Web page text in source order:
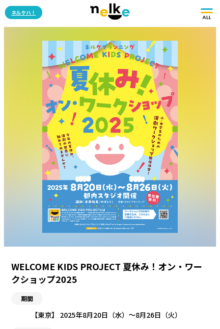
ネルケハ！
ALL
WELCOME KIDS PROJECT 夏休み！オン・ワー
クショップ2025
期間
【東京】 2025年8月20日（水）〜8月26日（火）